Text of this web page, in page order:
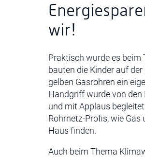
wir!
Praktisch wurde es beim
bauten die Kinder auf
gelben Gasrohren ein
Handgriff wurde von
und mit Applaus
Rohrnetz-Profis, wie Gas
Haus finden.
Auch beim Thema